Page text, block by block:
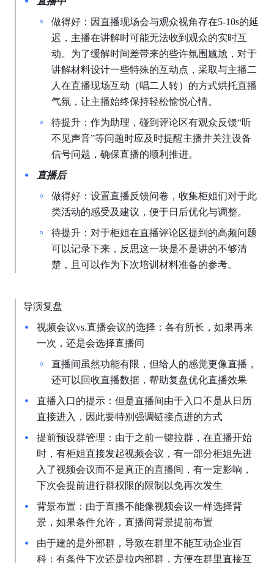
做得好：因直播现场会与观众视角存在5-10s的延
迟，主播在讲解时可能无法收到观众的实时互
动。为了缓解时间差带来的些许氛围尴尬，对于
讲解材料设计一些特殊的互动点，采取与主播二
人在直播现场互动（唱二人转）的方式烘托直播
气氛，让主播始终保持轻松愉悦心情。
待提升：作为助理，碰到评论区有观众反馈“听
不见声音”等问题时应及时提醒主播并关注设备
信号问题，确保直播的顺利推进。
直播后
做得好：设置直播反馈问卷，收集柜姐们对于此
类活动的感受及建议，便于日后优化与调整。
待提升：对于柜姐在直播评论区提到的高频问题
可以记录下来，反思这一块是不是讲的不够清
楚，且可以作为下次培训材料准备的参考。
导演复盘
视频会议vs.直播会议的选择：各有所长，如果再来
一次，还是会选择直播间
直播间虽然功能有限，但给人的感觉更像直播，
还可以回收直播数据，帮助复盘优化直播效果
直播入口的提示：但是直播间由于入口不是从日历
直接进入，因此要特别强调链接点进的方式
提前预设群管理：由于之前一键拉群，在直播开始
时，有柜姐直接发起视频会议，有一部分柜姐先进
入了视频会议而不是真正的直播间，有一定影响，
下次会提前进行群权限的限制以免再次发生
背景布置：由于直播不能像视频会议一样选择背
景，如果条件允许，直播间背景提前布置
由于建的是外部群，导致在群里不能互动企业百
科：有条件下次还是拉内部群，方便在群里直接互